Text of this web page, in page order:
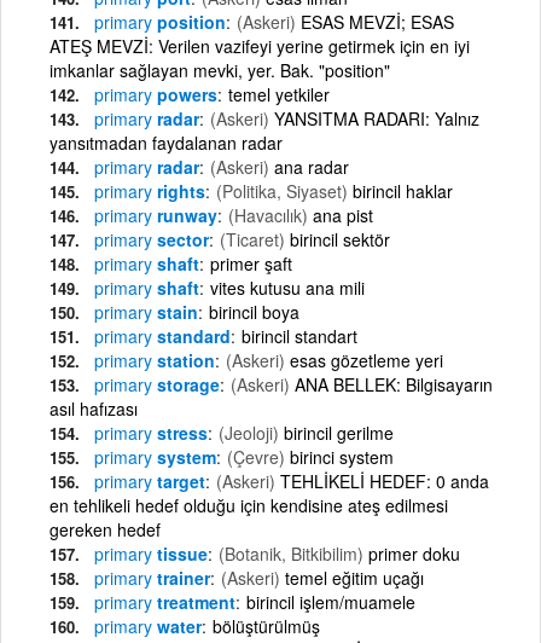
primary position (Askeri) ESAS MEVZİ; ESAS
ATEŞ MEVZİ: Verilen vazifeyi yerine getirmek için en iyi
imkanlar sağlayan mevki, yer. Bak. "position"
primary powers temel yetkiler
primary radar (Askeri) YANSITMA RADARI: Yalnız
yansıtmadan faydalanan radar
primary radar (Askeri) ana radar
primary rights (Politika, Siyaset) birincil haklar
primary runway (Havacılık) ana pist
primary sector (Ticaret) birincil sektör
primary shaft primer şaft
primary shaft vites kutusu ana mili
primary stain birincil boya
primary standard birincil standart
primary station (Askeri) esas gözetleme yeri
primary storage (Askeri) ANA BELLEK: Bilgisayarın
asıl hafızası
primary stress (Jeoloji) birincil gerilme
primary system (Çevre) birinci system
primary target (Askeri) TEHLİKELİ HEDEF: 0 anda
en tehlikeli hedef olduğu için kendisine ateş edilmesi
gereken hedef
primary tissue (Botanik, Bitkibilim) primer doku
primary trainer (Askeri) temel eğitim uçağı
primary treatment birincil işlem/muamele
primary water bölüştürülmüş